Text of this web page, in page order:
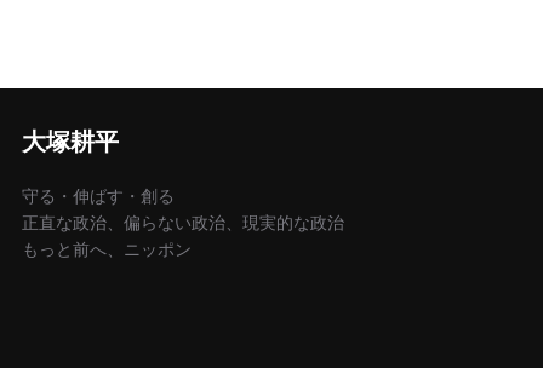
大塚耕平
守る・伸ばす・創る
正直な政治、偏らない政治、現実的な政治
もっと前へ、ニッポン